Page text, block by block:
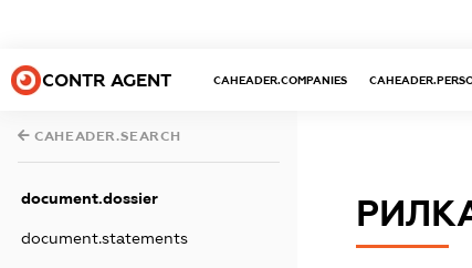
CONTR AGENT CAHEADER.COMPANIES
CAHEADER.SEARCH
document.dossier
document.statements